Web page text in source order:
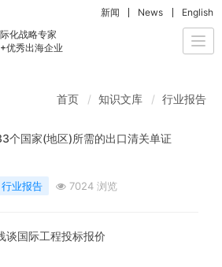
化战略专家
优秀出海企业
新闻 News English
首页 知识文库 行业报告
个国家(地区)所需的出口清关单证
行业报告 7024 浏览
谈国际工程投标报价